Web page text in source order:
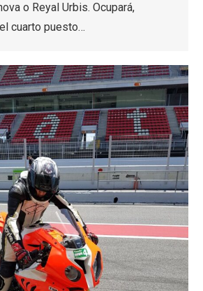
o Reyal Urbis. Ocupará,
cuarto puesto…